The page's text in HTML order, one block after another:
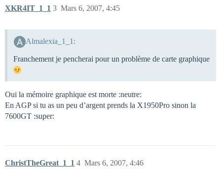
XKR4IT_1_1 Mars 6, 2007, 4:45
3
Almalexia_1_1:
Franchement je pencherai pour un problème de carte graphique
Oui la mémoire graphique est morte :neutre:
En AGP si tu as un peu d’argent prends la X1950Pro sinon la
7600GT :super:
ChristTheGreat_1_1 Mars 6, 2007, 4:46
4